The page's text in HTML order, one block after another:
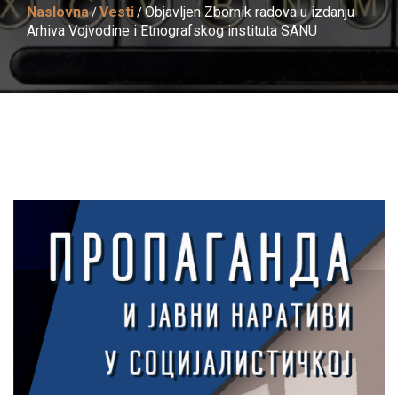
Naslovna/Vesti/Objavljen Zbornik radova u izdanju
Arhiva Vojvodine i Etnografskog instituta SANU